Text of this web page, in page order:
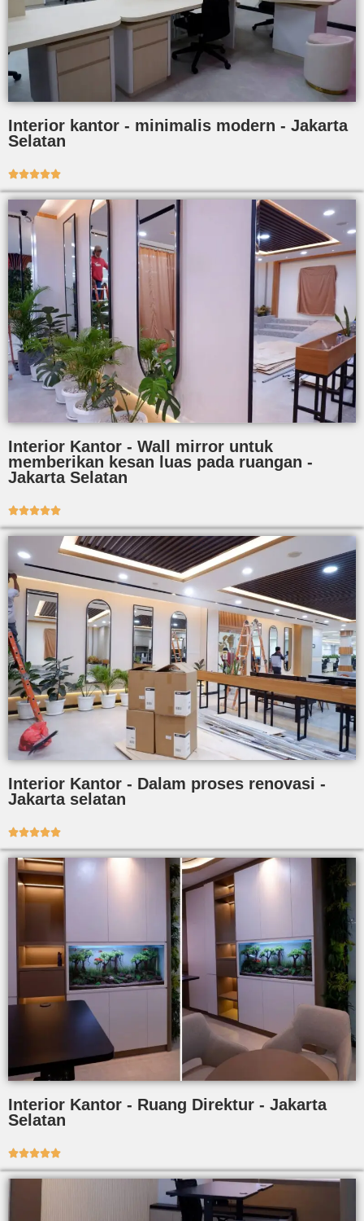
Interior kantor - minimalis modern - Jakarta
Selatan

Interior Kantor - Wall mirror untuk
memberikan kesan luas pada ruangan -
Jakarta Selatan

Interior Kantor - Dalam proses renovasi -
Jakarta selatan

Interior Kantor - Ruang Direktur - Jakarta
Selatan
